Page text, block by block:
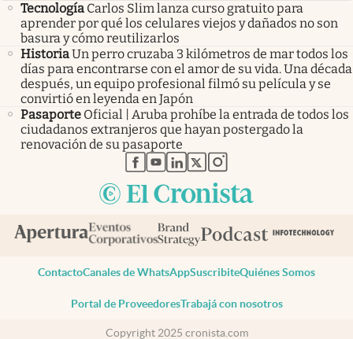
Tecnología Carlos Slim lanza curso gratuito para
aprender por qué los celulares viejos y dañados no son
basura y cómo reutilizarlos
HistoriaUn perro cruzaba 3 kilómetros de mar todos los
días para encontrarse con el amor de su vida. Una década
después, un equipo profesional filmó su película y se
convirtió en leyenda en Japón
Pasaporte Oficial | Aruba prohíbe la entrada de todos los
ciudadanos extranjeros que hayan postergado la
renovación de su pasaporte
abre en nueva pestaña
abre en nueva pestaña
abre en nueva pestaña
abre en nueva pestaña
abre en nueva pestaña
ContactoCanales de WhatsAppSuscribiteQuiénes Somos
Portal de ProveedoresTrabajá con nosotros
Copyright 2025 cronista.com